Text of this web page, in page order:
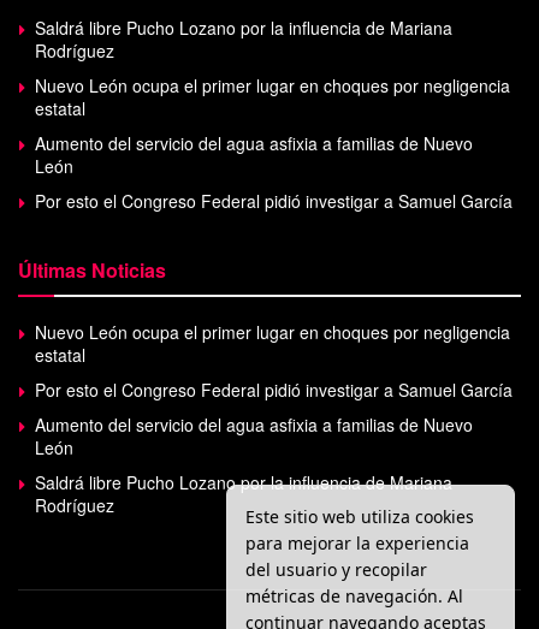
Saldrá libre Pucho Lozano por la influencia de Mariana
Rodríguez
Nuevo León ocupa el primer lugar en choques por negligencia
estatal
Aumento del servicio del agua asfixia a familias de Nuevo
León
Por esto el Congreso Federal pidió investigar a Samuel García
Últimas Noticias
Nuevo León ocupa el primer lugar en choques por negligencia
estatal
Por esto el Congreso Federal pidió investigar a Samuel García
Aumento del servicio del agua asfixia a familias de Nuevo
León
Saldrá libre Pucho Lozano por la influencia de Mariana
Rodríguez
Este sitio web utiliza cookies
para mejorar la experiencia
del usuario y recopilar
métricas de navegación. Al
continuar navegando aceptas